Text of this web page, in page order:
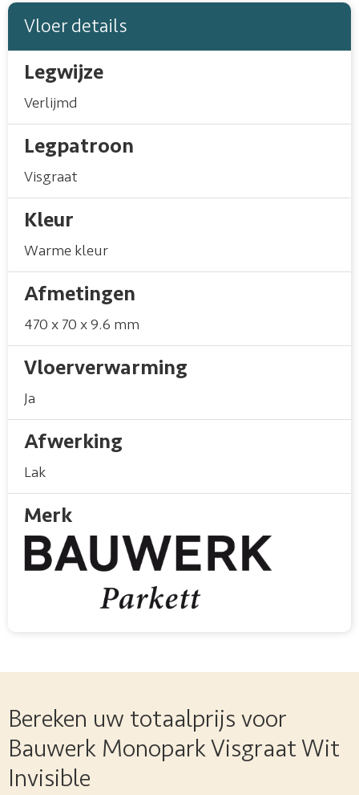
Vloer details
Legwijze
Verlijmd
Legpatroon
Visgraat
Kleur
Warme kleur
Afmetingen
470 x 70 x 9.6 mm
Vloerverwarming
Ja
Afwerking
Lak
Merk
Bereken uw totaalprijs voor
Bauwerk Monopark Visgraat Wit
Invisible